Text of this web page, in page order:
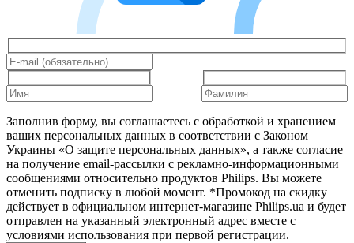
Заполнив форму, вы соглашаетесь с обработкой и хранением
ваших персональных данных в соответствии с Законом
Украины «О защите персональных данных», а также согласие
на получение email-рассылки с рекламно-информационными
сообщениями относительно продуктов Philips. Вы можете
отменить подписку в любой момент. *Промокод на скидку
действует в официальном интернет-магазине Philips.ua и будет
отправлен на указанный электронный адрес вместе с
условиями использования при первой регистрации.